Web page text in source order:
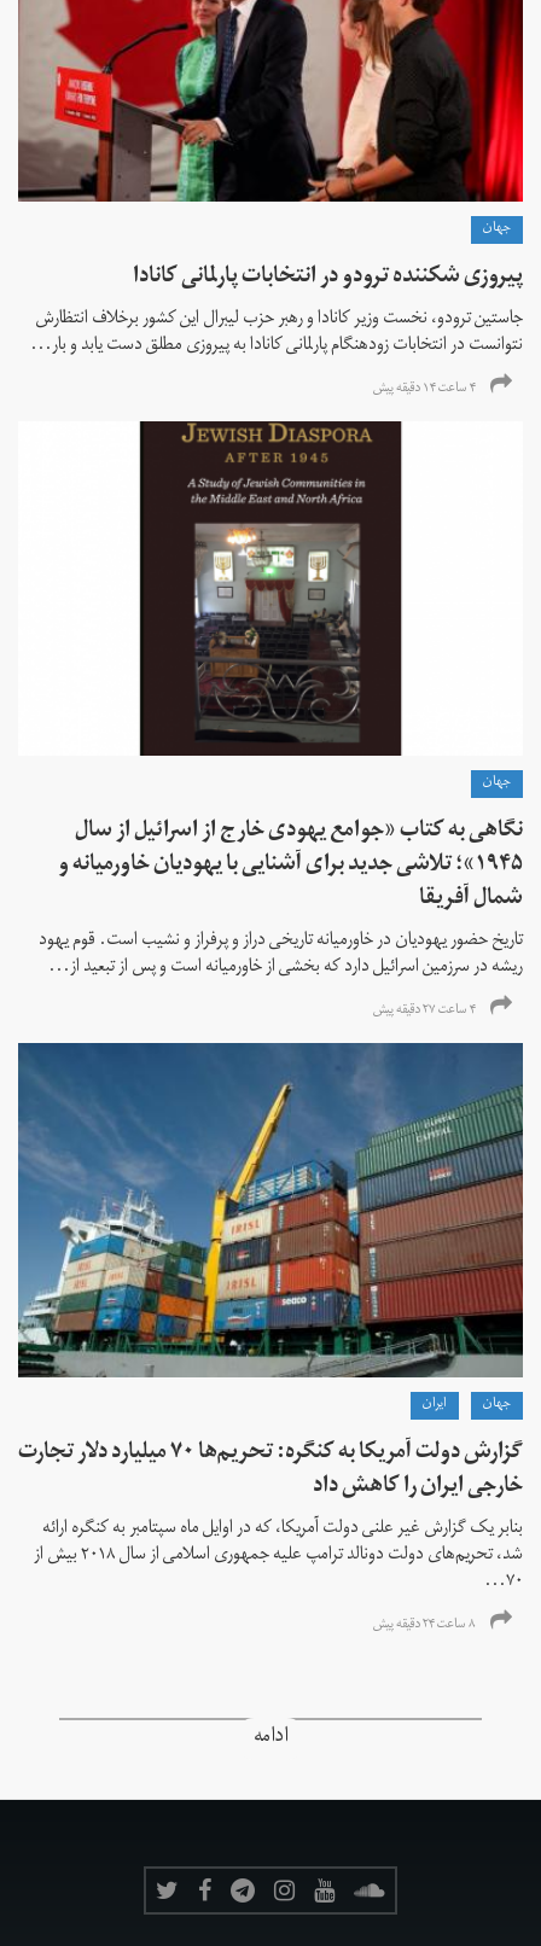
جهان
پیروزی شکننده ترودو در انتخابات پارلمانی کانادا
جاستین ترودو، نخست وزیر کانادا و رهبر حزب لیبرال این کشور برخلاف انتظارش
نتوانست در انتخابات زود‌هنگام پارلمانی کانادا به پیروزی مطلق دست یابد و بار...
۴ ساعت ۱۴ دقیقه پیش
جهان
نگاهی به کتاب «جوامع یهودی خارج از اسرائیل از سال
۱۹۴۵»؛ تلاشی جدید برای آشنایی با یهودیان خاورمیانه و
شمال آفریقا
تاریخ حضور یهودیان در خاورمیانه تاریخی دراز و پرفراز و نشیب است. قوم یهود
ریشه در سرزمین اسرائیل دارد که بخشی از خاورمیانه است و پس از تبعید از...
۴ ساعت ۲۷ دقیقه پیش
جهان ايران
گزارش دولت آمریکا به کنگره: تحریم‌ها ۷۰ میلیارد دلار تجارت
خارجی ایران را کاهش داد
بنابر یک گزارش غیر علنی دولت آمریکا، که در اوایل ماه سپتامبر به کنگره ارائه
شد، تحریم‌های دولت دونالد ترامپ علیه جمهوری اسلامی از سال ۲۰۱۸ بیش از
۷۰...
۸ ساعت ۲۴ دقیقه پیش
ادامه